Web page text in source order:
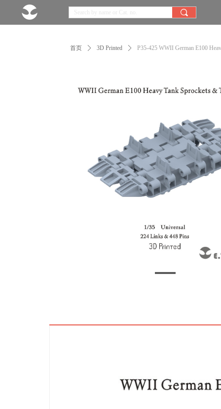
끠
首页 ꄲ 3D Printed ꄲ P35-425 WWII German E100